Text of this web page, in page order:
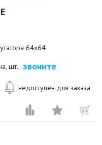
64x64
шт. звоните
недоступен для заказа